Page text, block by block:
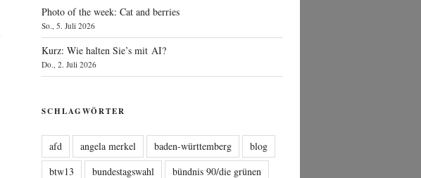
Photo of the week: Cat and berries
So., 5. Juli 2026
Kurz: Wie halten Sie’s mit AI?
Do., 2. Juli 2026
SCHLAGWÖRTER
afd angela merkel baden-württemberg
blog
btw13
bundestagswahl
bündnis 90/die grünen